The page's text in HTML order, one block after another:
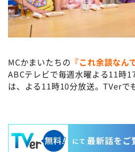
MCかまいたちの 『これ余談なん
ABCテレビで毎週水曜よる11時
は、よる11時10分放送。TVerで